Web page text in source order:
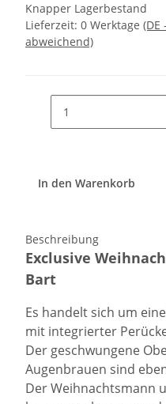
Knapper Lagerbestand
Lieferzeit: 0 Werktage (DE
abweichend)
In den Warenkorb
Beschreibung
Exclusive
Bart
Es handelt sich um
mit integrierter
Der geschwungene
Augenbrauen sind
Der Weihnachtsmann